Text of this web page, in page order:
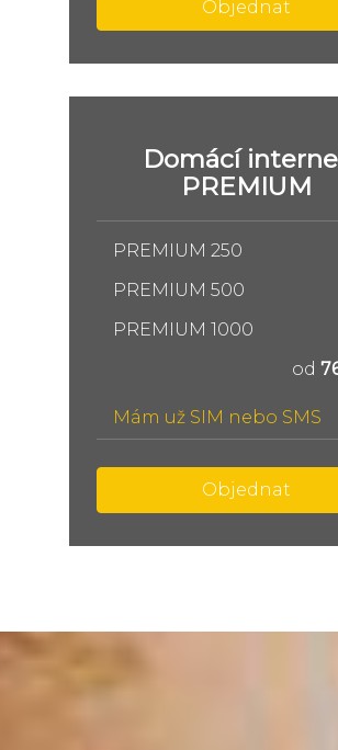
Objednat
Domácí
PREMIUM
PREMIUM 250
PREMIUM 500
PREMIUM 1000
od
Mám už SIM nebo SMS
Objednat